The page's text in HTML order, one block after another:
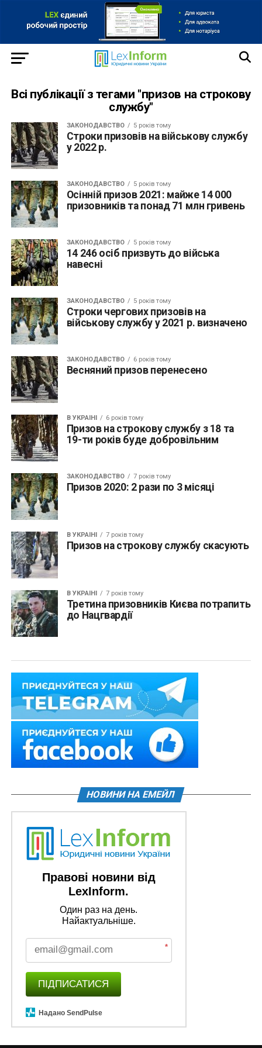
Всі публікації з тегами "призов на строкову
службу"
ЗАКОНОДАВСТВО 5 років тому
Строки призовів на військову службу
у 2022 р.
ЗАКОНОДАВСТВО 5 років тому
Осінній призов 2021: майже 14 000
призовників та понад 71 млн гривень
ЗАКОНОДАВСТВО 5 років тому
14 246 осіб призвуть до війська
навесні
ЗАКОНОДАВСТВО 5 років тому
Строки чергових призовів на
військову службу у 2021 р. визначено
ЗАКОНОДАВСТВО 6 років тому
Весняний призов перенесено
В УКРАЇНІ 6 років тому
Призов на строкову службу з 18 та
19-ти років буде добровільним
ЗАКОНОДАВСТВО 7 років тому
Призов 2020: 2 рази по 3 місяці
В УКРАЇНІ 7 років тому
Призов на строкову службу скасують
В УКРАЇНІ 7 років тому
Третина призовників Києва потрапить
до Нацгвардії
НОВИНИ НА ЕМЕЙЛ
Правові новини від
LexInform.
Один раз на день.
Найактуальніше.
*
ПІДПИСАТИСЯ
Надано SendPulse